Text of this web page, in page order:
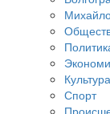
Культура
Спорт